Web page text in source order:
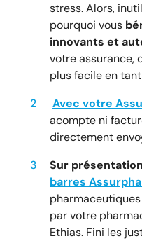
stress. Alors,
pourquoi vous
innovants et
votre assurance,
plus facile en
Avec votre
acompte ni
directement
Sur
barres
par votre
Ethias. Fini les